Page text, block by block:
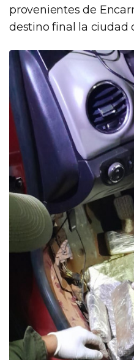
provenientes de
destino final la ciudad